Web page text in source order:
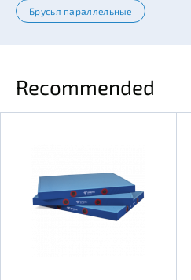
Брусья параллельные
Recommended